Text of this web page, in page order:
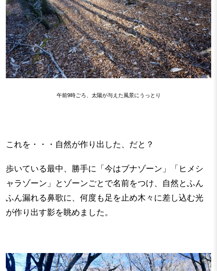
午前9時ごろ、太陽が与えた風景にうっとり
これを・・・自然が作り出した、だと？
歩いている最中、勝手に「今はブナゾーン」「ヒメシ
ャラゾーン」とゾーンごとで名前をつけ、自然とふん
ふん漏れる鼻歌に、何度も足を止め木々に差し込む光
が作り出す影を眺めました。